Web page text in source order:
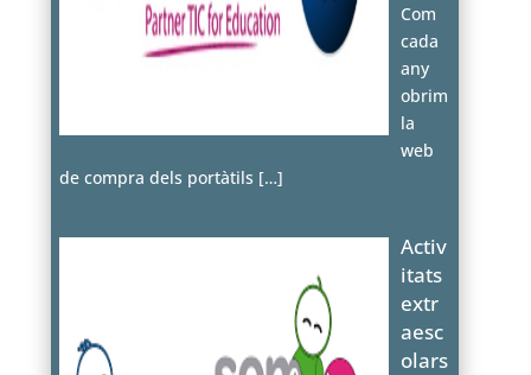
Com
cada
any
obrim
la
web
de compra dels portàtils […]
Activ
itats
extr
aesc
olars